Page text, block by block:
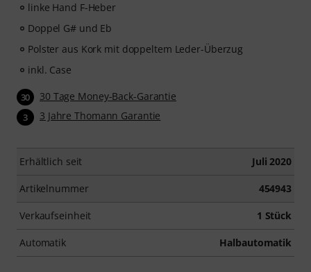
linke Hand F-Heber
Doppel G# und Eb
Polster aus Kork mit doppeltem Leder-Überzug
inkl. Case
30 30 Tage Money-Back-Garantie
3 3 Jahre Thomann Garantie
Erhältlich seit Juli 2020
Artikelnummer 454943
Verkaufseinheit 1 Stück
Automatik Halbautomatik